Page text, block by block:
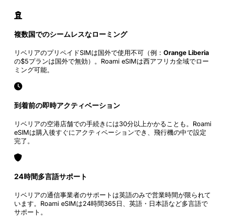
複数国でのシームレスなローミング
リベリアのプリペイドSIMは国外で使用不可（例： Orange Liberia
の$5プランは国外で無効）。Roami eSIMは西アフリカ全域でロー
ミング可能。
到着前の即時アクティベーション
リベリアの空港店舗での手続きには30分以上かかることも。Roami
eSIMは購入後すぐにアクティベーションでき、飛行機の中で設定
完了。
24時間多言語サポート
リベリアの通信事業者のサポートは英語のみで営業時間が限られて
います。Roami eSIMは24時間365日、英語・日本語など多言語で
サポート。